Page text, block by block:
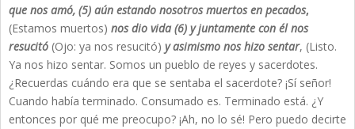
que nos amó, (5) aún estando nosotros muertos en pecados,
(Estamos muertos) nos dio vida (6) y juntamente con él nos
resucitó (Ojo: ya nos resucitó) y asimismo nos hizo sentar, (Listo.
Ya nos hizo sentar. Somos un pueblo de reyes y sacerdotes.
¿Recuerdas cuándo era que se sentaba el sacerdote? ¡Sí señor!
Cuando había terminado. Consumado es. Terminado está. ¿Y
entonces por qué me preocupo? ¡Ah, no lo sé! Pero puedo decirte